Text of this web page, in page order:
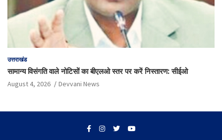
उत्तराखंड
सामान्य विसंगति वाले नोटिसों का बीएलओ स्तर पर करें निस्तारण: सीईओ
August 4, 2026 Devvani News